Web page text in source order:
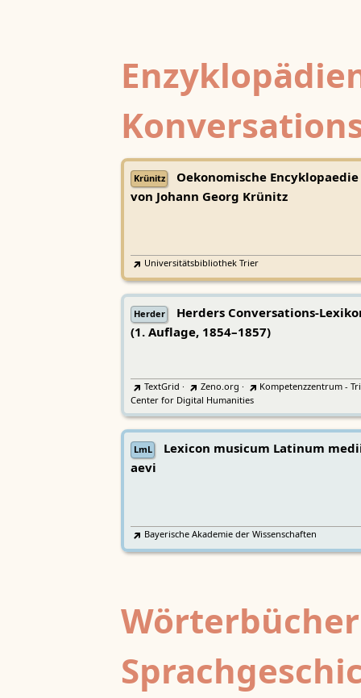
Krünitz
Oekonomische Encyklopaedie
von Johann Georg Krünitz
Universitätsbibliothek Trier
Herder
Herders Conversations-
(1. Auflage, 1854–1857)
TextGrid · Zeno.org ·
Kompetenzzentrum -
Center for Digital Humanities
LmL
Lexicon musicum Latinum
aevi
Bayerische Akademie der Wissenschaften